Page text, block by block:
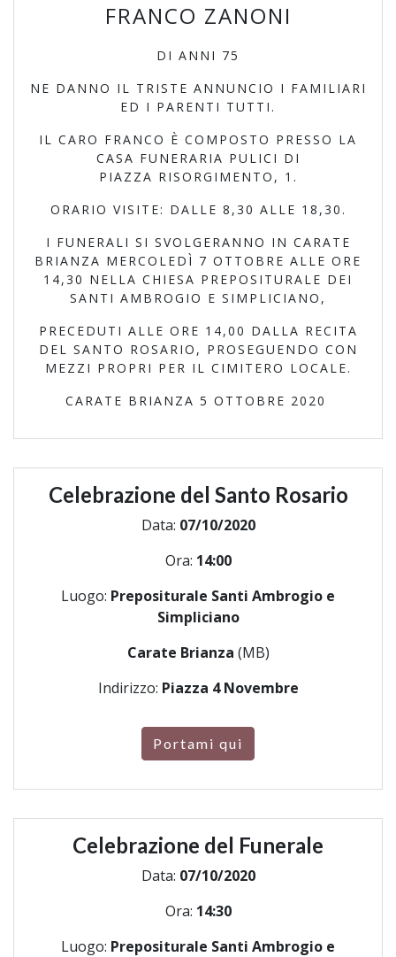
FRANCO ZANONI
DI ANNI 75
NE DANNO IL TRISTE ANNUNCIO I FAMILIARI
ED I PARENTI TUTTI.
IL CARO FRANCO È COMPOSTO PRESSO LA
CASA FUNERARIA PULICI DI
PIAZZA RISORGIMENTO, 1.
ORARIO VISITE: DALLE 8,30 ALLE 18,30.
I FUNERALI SI SVOLGERANNO IN CARATE
BRIANZA MERCOLEDÌ 7 OTTOBRE ALLE ORE
14,30 NELLA CHIESA PREPOSITURALE DEI
SANTI AMBROGIO E SIMPLICIANO,
PRECEDUTI ALLE ORE 14,00 DALLA RECITA
DEL SANTO ROSARIO, PROSEGUENDO CON
MEZZI PROPRI PER IL CIMITERO LOCALE.
CARATE BRIANZA 5 OTTOBRE 2020
Celebrazione del Santo Rosario
Data: 07/10/2020
Ora: 14:00
Luogo: Prepositurale Santi Ambrogio e
Simpliciano
Carate Brianza (MB)
Indirizzo: Piazza 4 Novembre
Portami qui
Celebrazione del Funerale
Data: 07/10/2020
Ora: 14:30
Luogo: Prepositurale Santi Ambrogio e